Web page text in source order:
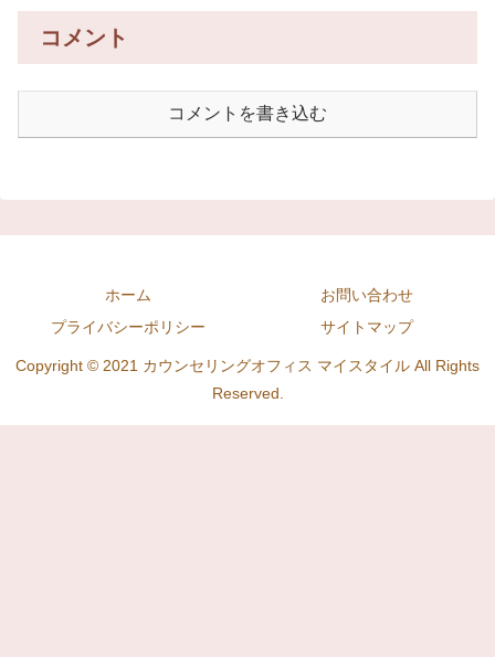
コメント
コメントを書き込む
ホーム
お問い合わせ
プライバシーポリシー
サイトマップ
Copyright © 2021 カウンセリングオフィス マイスタイル All Rights
Reserved.